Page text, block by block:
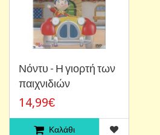
Νόντυ - Η γιορτή των
παιχνιδιών
14,99€
Καλάθι